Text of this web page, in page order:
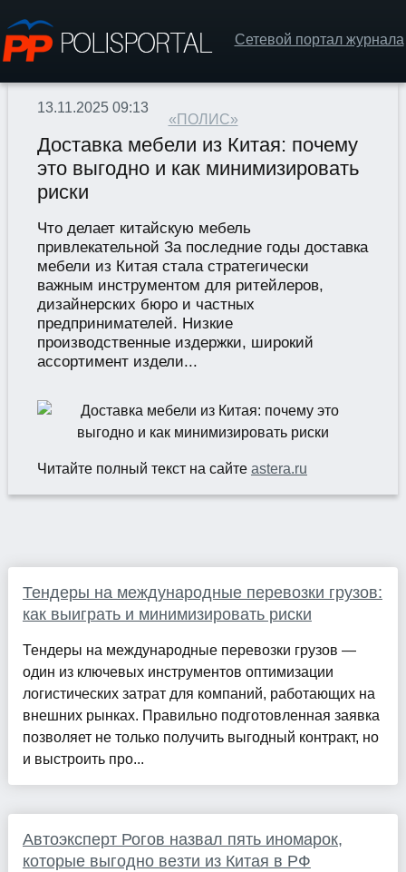
Сетевой портал журнала
«ПОЛИС»
13.11.2025 09:13
Доставка мебели из Китая: почему
это выгодно и как минимизировать
риски
Что делает китайскую мебель
привлекательной За последние годы доставка
мебели из Китая стала стратегически
важным инструментом для ритейлеров,
дизайнерских бюро и частных
предпринимателей. Низкие
производственные издержки, широкий
ассортимент издели...
Читайте полный текст на сайте astera.ru
Тендеры на международные перевозки грузов:
как выиграть и минимизировать риски
Тендеры на международные перевозки грузов —
один из ключевых инструментов оптимизации
логистических затрат для компаний, работающих на
внешних рынках. Правильно подготовленная заявка
позволяет не только получить выгодный контракт, но
и выстроить про...
Автоэксперт Рогов назвал пять иномарок,
которые выгодно везти из Китая в РФ